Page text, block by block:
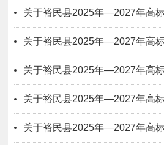
关于裕民县2025年—2027年高标准农田建设项目四标段无拖
关于裕民县2025年—2027年高标准农田建设项目六标段无拖
关于裕民县2025年—2027年高标准农田建设项目二标段无拖
关于裕民县2025年—2027年高标准农田建设项目一标段无拖
关于裕民县2025年—2027年高标准农田建设项目十一标段无